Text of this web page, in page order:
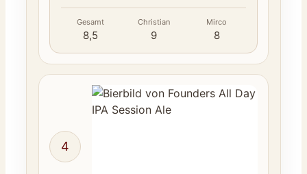
Gesamt
8,5
Christian
9
Mirco
8
4